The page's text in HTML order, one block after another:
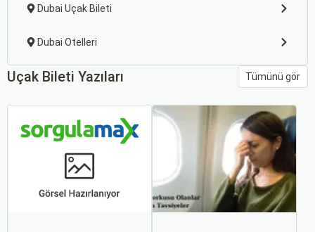
Dubai Uçak Bileti
Dubai Otelleri
Uçak Bileti Yazıları Tümünü gör